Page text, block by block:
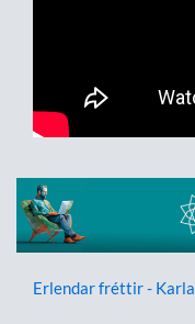
Erlendar fréttir - Karla